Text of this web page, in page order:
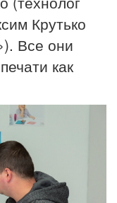
Крутько
Все они
как